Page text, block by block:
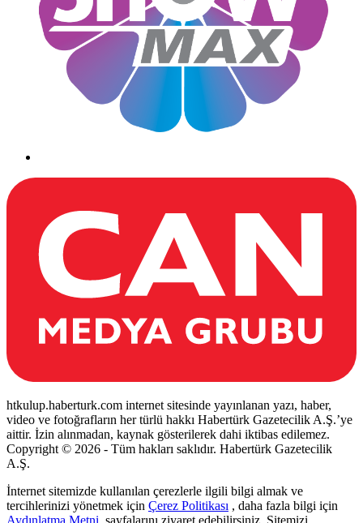
htkulup.haberturk.com internet sitesinde yayınlanan yazı, haber,
video ve fotoğrafların her türlü hakkı Habertürk Gazetecilik A.Ş.’ye
aittir. İzin alınmadan, kaynak gösterilerek dahi iktibas edilemez.
Copyright © 2026 - Tüm hakları saklıdır. Habertürk Gazetecilik
A.Ş.
İnternet sitemizde kullanılan çerezlerle ilgili bilgi almak ve
tercihlerinizi yönetmek için Çerez Politikası , daha fazla bilgi için
Aydınlatma Metni sayfalarını ziyaret edebilirsiniz. Sitemizi